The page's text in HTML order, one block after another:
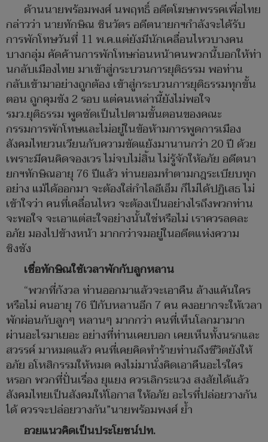
ด้านนายพร้อมพงศ์ นพฤทธิ์ อดีตโฆษกพรรคเพื่อไทย
กล่าวว่า นายทักษิณ ชินวัตร อดีตนายกฯกำลังจะได้รับ
การพักโทษวันที่ 11 พ.ค.แต่ยังมีนักเคลื่อนไหวบางคน
บางกลุ่ม คัดค้านการพักโทษก่อนหน้าคนพวกนี้บอกให้ท่า
นกลับเมืองไทย มาเข้าสู่กระบวนการยุติธรรม พอท่าน
กลับเข้ามาอย่างถูกต้อง เข้าสู่กระบวนการยุติธรรมทุกขั้น
ตอน ถูกคุมขัง 2 รอบ แต่คนเหล่านี้ยังไม่พอใจ
รมว.ยุติธรรม พูดชัดเป็นไปตามขั้นตอนของคณะ
กรรมการพักโทษและไม่อยู่ในข้อห้ามการพูดการเมือง
สังคมไทยวนเวียนกับความขัดแย้งมานานกว่า 20 ปี ด้วย
เพราะมีคนคิดจองเวร ไม่จบไม่สิ้น ไม่รู้จักให้อภัย อดีตนา
ยกฯทักษิณอายุ 76 ปีแล้ว ท่านยอมทำตามกฎระเบียบทุก
อย่าง แม้ได้ออกมา จะต้องใส่กำไลอีเอ็ม ก็ไม่ได้ปฏิเสธ ไม่
เข้าใจว่า คนที่เคลื่อนไหว จะต้องเป็นอย่างไรถึงพวกท่าน
จะพอใจ จะเอาแต่สะใจอย่างนั้นใช่หรือไม่ เราควรลดละ
อภัย มองไปข้างหน้า มากกว่าจมอยู่ในอดีตแห่งความ
ชิงชัง
เชื่อทักษิณใช้เวลาพักกับลูกหลาน
“พวกที่กังวล ท่านออกมาแล้วจะเอาคืน ล้างแค้นใคร
หรือไม่ คนอายุ 76 ปีกับหลานอีก 7 คน คงอยากจะให้เวลา
พักผ่อนกับลูกๆ หลานๆ มากกว่า คนที่เห็นโลกมามาก
ผ่านอะไรมาเยอะ อย่างที่ท่านเคยบอก เคยเห็นทั้งนรกและ
สวรรค์ มาหมดแล้ว คนที่เคยคิดทำร้ายท่านถึงชีวิตยังให้
อภัย อโหสิกรรมให้หมด คงไม่มานั่งคิดเอาคืนอะไรใคร
หรอก พวกที่ปั่นเรื่อง ยุแยง ควรเลิกระแวง สงสัยได้แล้ว
สังคมไทยเป็นสังคมให้โอกาส ให้อภัย อะไรที่ปล่อยวางกัน
ได้ ควรจะปล่อยวางกัน”นายพร้อมพงศ์ ย้ำ
อวยแนวคิดเป็นประโยชน์ปท.